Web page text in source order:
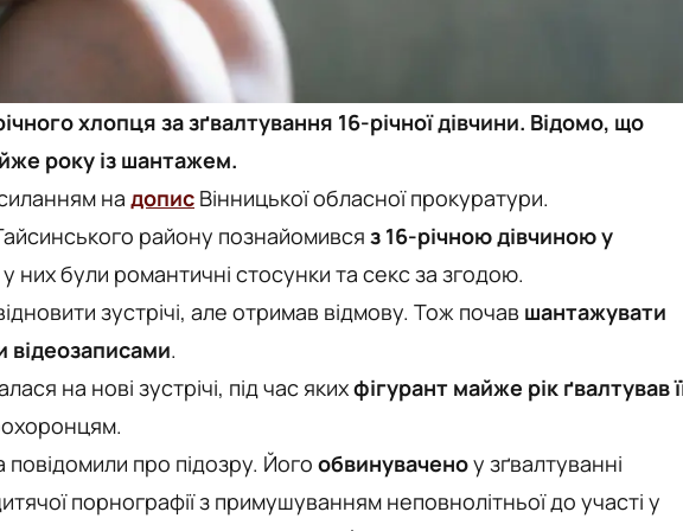
хлопця за зґвалтування 16-річної дівчини. Відомо, що
року із шантажем.
на допис Вінницької обласної прокуратури.
району познайомився з 16-річною дівчиною у
них були романтичні стосунки та секс за згодою.
зустрічі, але отримав відмову. Тож почав шантажувати
.
на нові зустрічі, під час якихфігурант майже рік ґвалтував
про підозру. Його обвинуваченоу зґвалтуванні
порнографії з примушуванням неповнолітньої до участі у